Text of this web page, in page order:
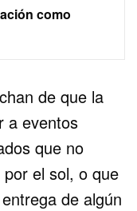
como
de que la
a eventos
que no
el sol, o que
de algún